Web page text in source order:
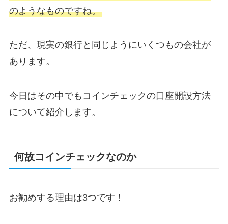
のようなものですね。
ただ、現実の銀行と同じようにいくつもの会社が
あります。
今日はその中でもコインチェックの口座開設方法
について紹介します。
何故コインチェックなのか
お勧めする理由は3つです！